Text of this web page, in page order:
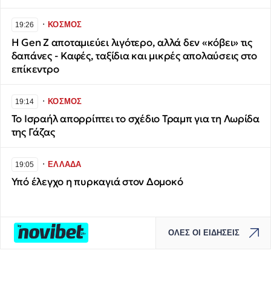
19:26 ∙ΚΟΣΜΟΣ
Η Gen Z αποταμιεύει λιγότερο, αλλά δεν «κόβει» τις
δαπάνες - Καφές, ταξίδια και μικρές απολαύσεις στο
επίκεντρο
19:14 ∙ΚΟΣΜΟΣ
Το Ισραήλ απορρίπτει το σχέδιο Τραμπ για τη Λωρίδα
της Γάζας
19:05 ∙ΕΛΛΑΔΑ
Υπό έλεγχο η πυρκαγιά στον Δομοκό
ΟΛΕΣ ΟΙ ΕΙΔΗΣΕΙΣ